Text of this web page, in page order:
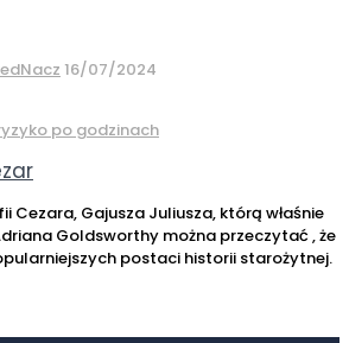
16/07/2024
po godzinach
Cezara, Gajusza Juliusza, którą właśnie
Goldsworthy można przeczytać , że
postaci historii starożytnej.